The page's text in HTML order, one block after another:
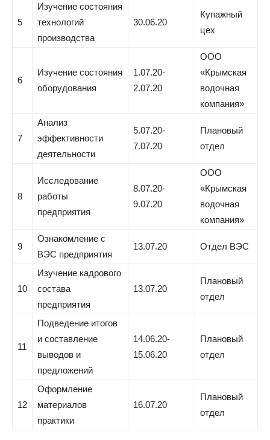
5
Изучение состояния
технологий
производства
30.06.20
Купажный
цех
6
Изучение состояния
оборудования
1.07.20-
2.07.20
ООО
«Крымская
водочная
компания»
7
Анализ
эффективности
деятельности
5.07.20-
7.07.20
Плановый
отдел
8
Исследование
работы
предприятия
8.07.20-
9.07.20
ООО
«Крымская
водочная
компания»
9
Ознакомление с
ВЭС предприятия
13.07.20 Отдел ВЭС
10
Изучение кадрового
состава
предприятия
13.07.20
Плановый
отдел
11
Подведение итогов
и составление
выводов и
предложений
14.06.20-
15.06.20
Плановый
отдел
12
Оформление
материалов
практики
16.07.20
Плановый
отдел